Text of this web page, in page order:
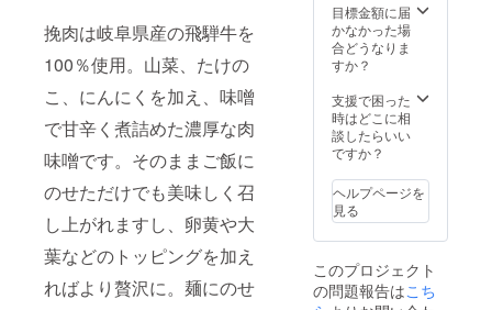
挽肉は岐阜県産の飛騨牛を
100％使用。山菜、たけの
こ、にんにくを加え、味噌
で甘辛く煮詰めた濃厚な肉
味噌です。そのままご飯に
のせただけでも美味しく召
し上がれますし、卵黄や大
葉などのトッピングを加え
ればより贅沢に。麺にのせ
目標金額に届
かなかった場
合どうなりま
すか？
支援で困った
時はどこに相
談したらいい
ですか？
ヘルプページを
見る
このプロジェクト
の問題報告はこち